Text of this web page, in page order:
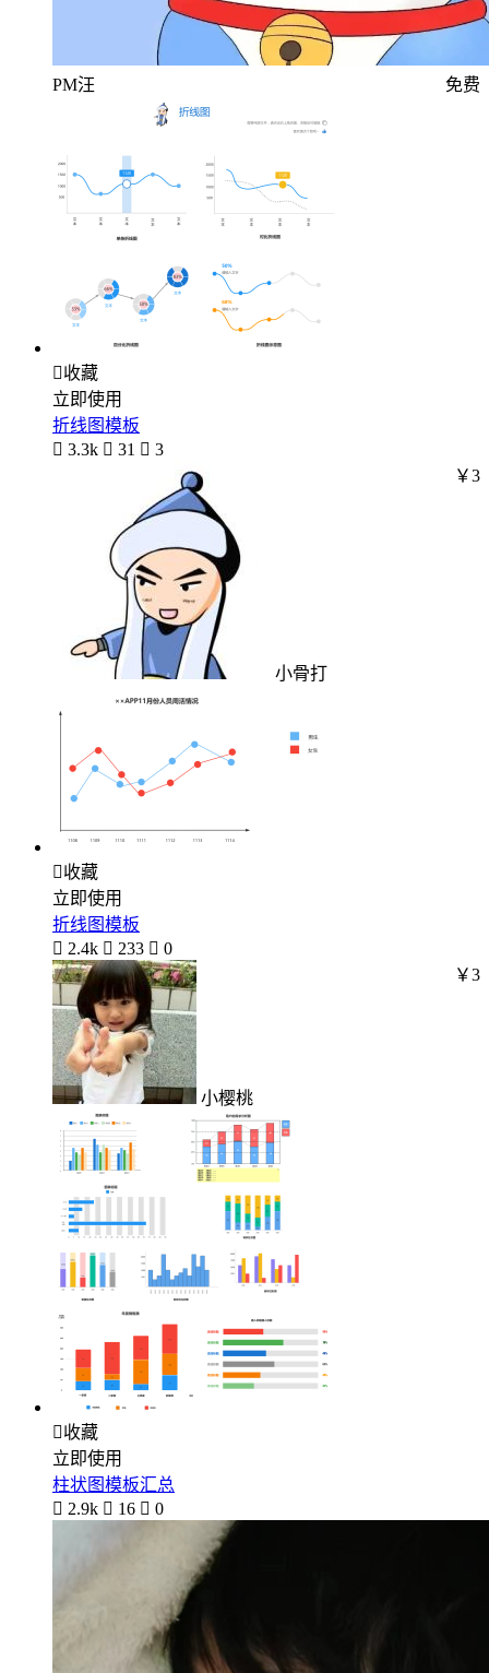
PM汪 免费
收藏
立即使用
折线图模板
 3.3k  31  3
小骨打
￥3
收藏
立即使用
折线图模板
 2.4k  233  0
小樱桃
￥3
收藏
立即使用
柱状图模板汇总
 2.9k  16  0